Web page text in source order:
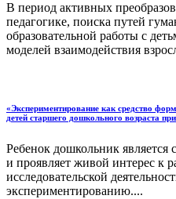
В период активных
педагогике, поиска путей
образовательной работы с
моделей взаимодействия
«Экспериментирование как средство
детей старшего дошкольного возраста
Ребенок дошкольник является
и проявляет живой интерес к
исследовательской
экспериментированию....